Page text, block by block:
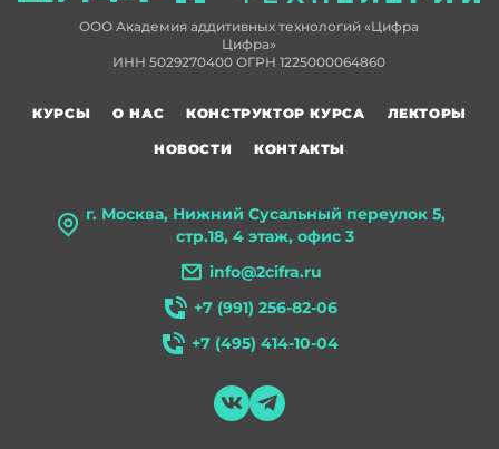
ООО Академия аддитивных технологий «Цифра
Цифра»
ИНН 5029270400 ОГРН 1225000064860
г. Москва, Нижний Сусальный переулок 5,
стр.18, 4 этаж, офис 3
info@2cifra.ru
+7 (991) 256-82-06
+7 (495) 414-10-04
КУРСЫ О НАС КОНСТРУКТОР КУРСА
ЛЕКТОРЫ
НОВОСТИ
КОНТАКТЫ